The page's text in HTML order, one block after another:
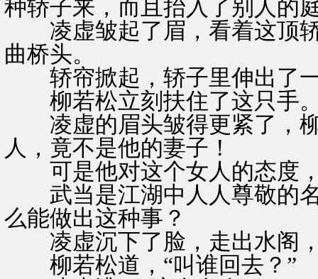
种轿子来，而且抬入了别人的
凌虚皱起了眉，看着这顶轿
曲桥头。
轿帘掀起，轿子里伸出了一
柳若松立刻扶住了这只手
凌虚的眉头皱得更紧了，柳
人，竟不是他的妻子！
可是他对这个女人的态度，
武当是江湖中人人尊敬的名
么能做出这种事？
凌虚沉下了脸，走出水阁，
柳若松道，“叫谁回去？”